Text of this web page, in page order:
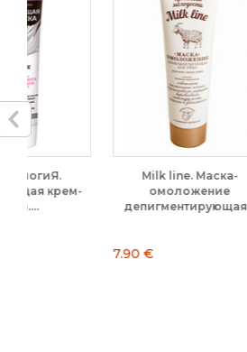
Milk line. Маска-
омоложение
депигментирующая...